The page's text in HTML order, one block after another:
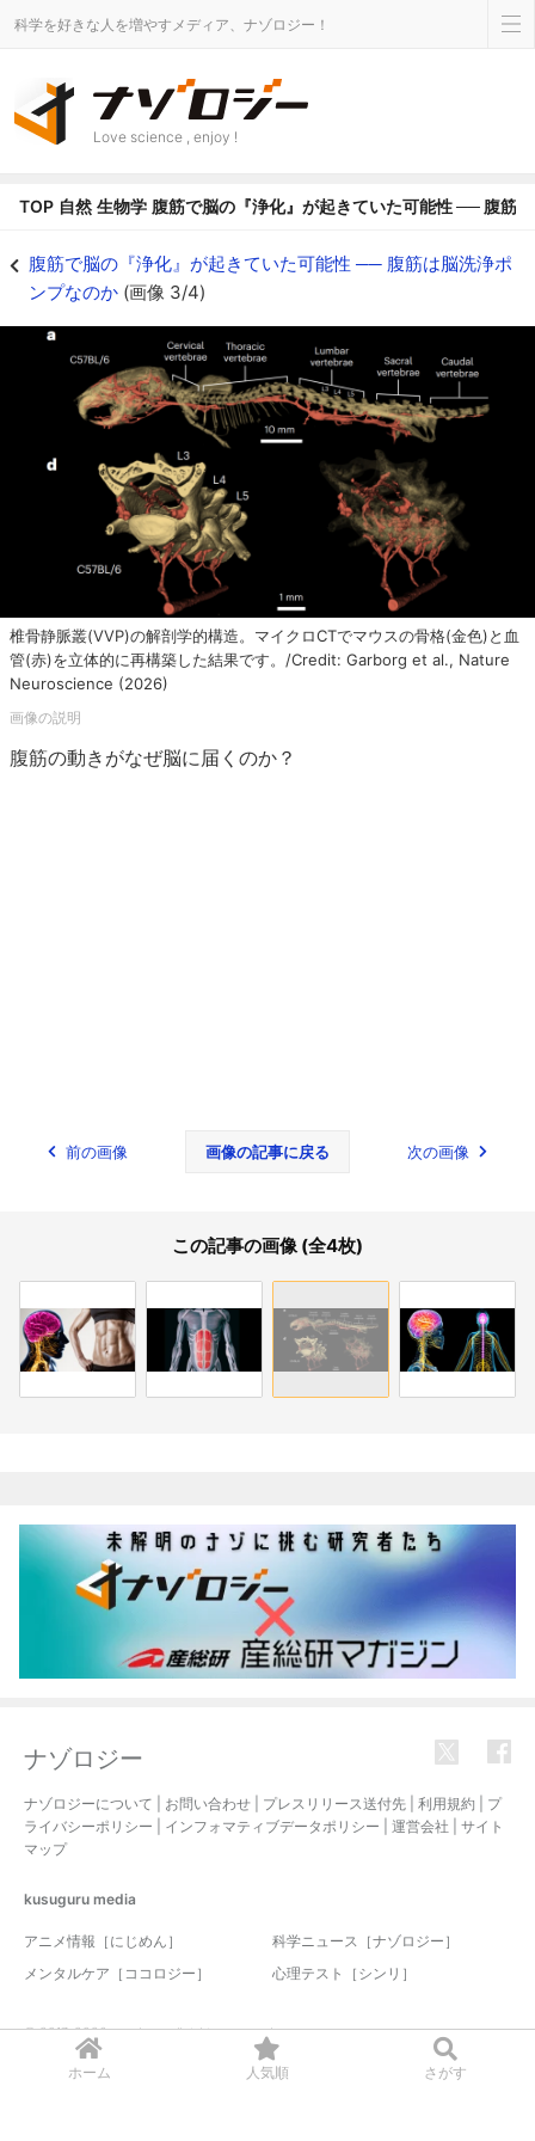
ホーム 人気順 さがす
科学を好きな人を増やすメディア、ナゾロジー！
Love science , enjoy !
TOP 自然 生物学 腹筋で脳の『浄化』が起きていた可能性 ── 腹筋
腹筋で脳の『浄化』が起きていた可能性 ── 腹筋は脳洗浄ポ
ンプなのか (画像 3/4)
椎骨静脈叢(VVP)の解剖学的構造。マイクロCTでマウスの骨格(金色)と血
管(赤)を立体的に再構築した結果です。/Credit: Garborg et al., Nature
Neuroscience (2026)
腹筋の動きがなぜ脳に届くのか？
前の画像 画像の記事に戻る 次の画像
この記事の画像 (全4枚)
ナゾロジー
ナゾロジーについて お問い合わせ プレスリリース送付先 利用規約
プ
ライバシーポリシー
インフォマティブデータポリシー 運営会社
サイト
マップ
kusuguru media
アニメ情報［にじめん］
科学ニュース［ナゾロジー］
メンタルケア［ココロジー］
心理テスト［シンリ］
© 2017-2026 nazology. all rights reserved.